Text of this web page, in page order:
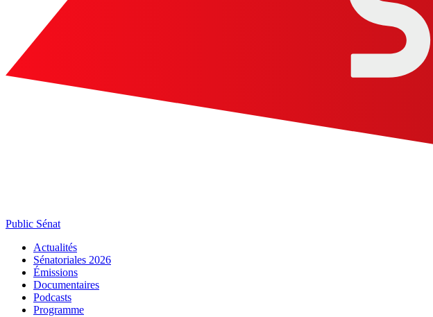
Public Sénat
Actualités
Sénatoriales 2026
Émissions
Documentaires
Podcasts
Programme